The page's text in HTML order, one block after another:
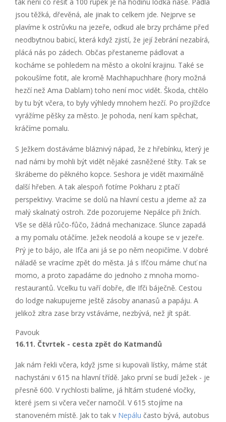
jsou těžká, dřevěná, ale jinak to celkem jde. Nejprve se
plavíme k ostrůvku na jezeře, odkud ale brzy prcháme před
neodbytnou babicí, která když zjistí, že její žebrání nezabírá,
plácá nás po zádech. Občas přestaneme pádlovat a
kocháme se pohledem na město a okolní krajinu. Také se
pokoušíme fotit, ale kromě Machhapuchhare (hory možná
hezčí než Ama Dablam) toho není moc vidět. Škoda, chtělo
by tu být včera, to byly výhledy mnohem hezčí. Po projížďce
vyrážíme pěšky za město. Je pohoda, není kam spěchat,
kráčíme pomalu.
S Ježkem dostáváme bláznivý nápad, že z hřebínku, který je
nad námi by mohli být vidět nějaké zasněžené štíty. Tak se
škrábeme do pěkného kopce. Seshora je vidět maximálně
další hřeben. A tak alespoň fotíme Pokharu z ptačí
perspektivy. Vracíme se dolů na hlavní cestu a jdeme až za
malý skalnatý ostroh. Zde pozorujeme Nepálce při žních.
Vše se dělá růčo-fůčo, žádná mechanizace. Slunce zapadá
a my pomalu otáčíme. Ježek neodolá a koupe se v jezeře.
Prý je to bájo, ale Ifča ani já se po něm neopičíme. V dobré
náladě se vracíme zpět do města. Já s Ifčou máme chuť na
momo, a proto zapadáme do jednoho z mnoha momo-
restaurantů. Vcelku tu vaří dobře, dle Ifči báječně. Cestou
do lodge nakupujeme ještě zásoby ananasů a papáju. A
jelikož zítra zase brzy vstáváme, nezbývá, než jít spát.
Pavouk
16.11. Čtvrtek - cesta zpět do Katmandů
Jak nám řekli včera, když jsme si kupovali lístky, máme stát
nachystáni v 615 na hlavní třídě. Jako první se budí Ježek - je
přesně 600. V rychlosti balíme, já hltám studené vločky,
které jsem si včera večer namočil. V 615 stojíme na
stanoveném místě. Jak to tak v Nepálu často bývá, autobus